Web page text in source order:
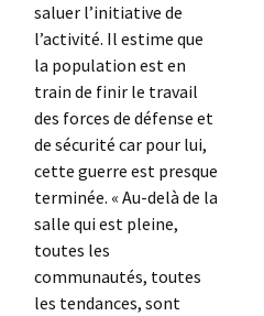
saluer l’initiative de
l’activité. Il estime que
la population est en
train de finir le travail
des forces de défense et
de sécurité car pour lui,
cette guerre est presque
terminée. « Au-delà de la
salle qui est pleine,
toutes les
communautés, toutes
les tendances, sont